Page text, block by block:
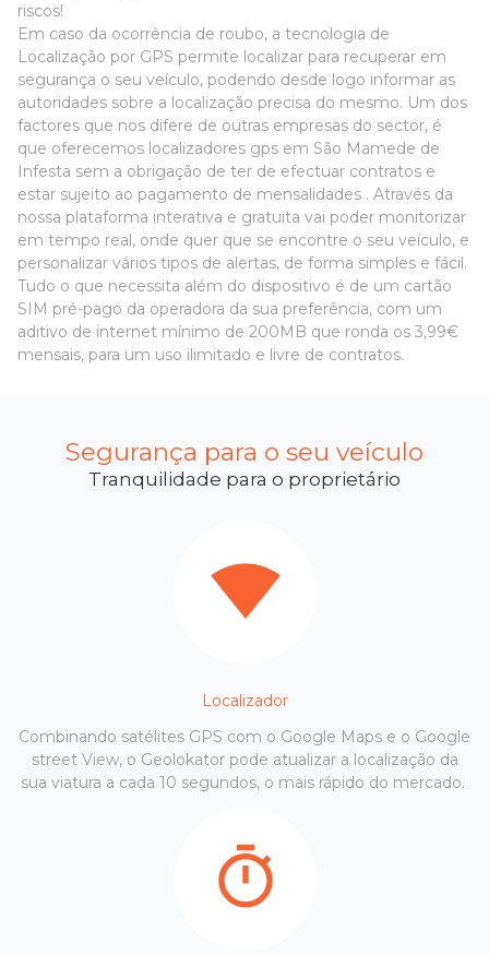
riscos!
Em caso da ocorrência de roubo, a tecnologia de
Localização por GPS permite localizar para recuperar em
segurança o seu veículo, podendo desde logo informar as
autoridades sobre a localização precisa do mesmo. Um dos
factores que nos difere de outras empresas do sector, é
que oferecemos localizadores gps em São Mamede de
Infesta sem a obrigação de ter de efectuar contratos e
estar sujeito ao pagamento de mensalidades . Através da
nossa plataforma interativa e gratuita vai poder monitorizar
em tempo real, onde quer que se encontre o seu veículo, e
personalizar vários tipos de alertas, de forma simples e fácil.
Tudo o que necessita além do dispositivo é de um cartão
SIM pré-pago da operadora da sua preferência, com um
aditivo de internet mínimo de 200MB que ronda os 3,99€
mensais, para um uso ilimitado e livre de contratos.
Segurança para o seu veículo
Tranquilidade para o proprietário
Localizador
Combinando satélites GPS com o Google Maps e o Google
street View, o Geolokator pode atualizar a localização da
sua viatura a cada 10 segundos, o mais rápido do mercado.